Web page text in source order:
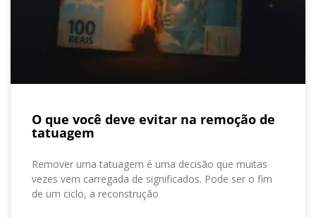
O que você deve evitar na remoção de
tatuagem
Remover uma tatuagem é uma decisão que muitas
vezes vem carregada de significados. Pode ser o fim
de um ciclo, a reconstrução